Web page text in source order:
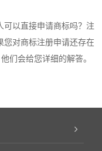
可以直接申请商标吗？注
您对商标注册申请还存在
们会给您详细的解答。